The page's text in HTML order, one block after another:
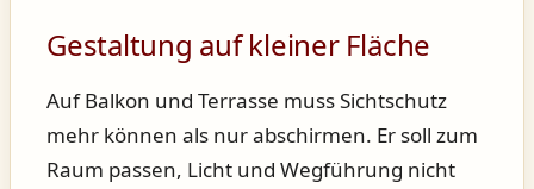
Gestaltung auf kleiner Fläche
Auf Balkon und Terrasse muss Sichtschutz
mehr können als nur abschirmen. Er soll zum
Raum passen, Licht und Wegführung nicht